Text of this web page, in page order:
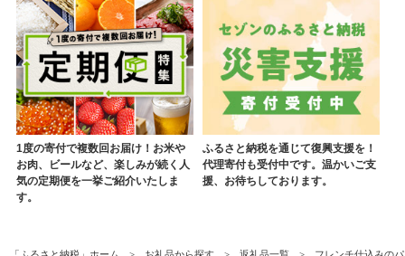
1度の寄付で複数回お届け！お米や
お肉、ビールなど、楽しみが続く人
気の定期便を一挙ご紹介いたしま
す。
ふるさと納税を通じて復興支援を！
代理寄付も受付中です。温かいご支
援、お待ちしております。